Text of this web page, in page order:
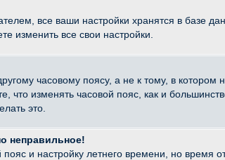
все ваши настройки хранятся в базе
изменить все свои настройки.
часовому поясу, а не к тому, в котором
что изменять часовой пояс, как и
это.
неправильное!
и настройку летнего времени, но